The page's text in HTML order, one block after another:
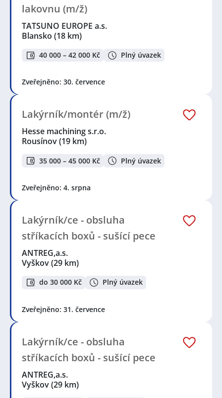
lakovnu (m/ž)
TATSUNO EUROPE a.s.
Blansko (18 km)
40 000 – 42 000 Kč Plný úvazek
Zveřejněno: 30. července
Lakýrník/montér (m/ž)
Hesse machining s.r.o.
Rousínov(19 km)
35 000 – 45 000 Kč Plný úvazek
Zveřejněno: 4. srpna
Lakýrník/ce - obsluha
stříkacích boxů - sušící pece
ANTREG,a.s.
Vyškov(29 km)
do 30 000 Kč Plný úvazek
Zveřejněno: 31. července
Lakýrník/ce - obsluha
stříkacích boxů - sušící pece
ANTREG,a.s.
Vyškov(29 km)